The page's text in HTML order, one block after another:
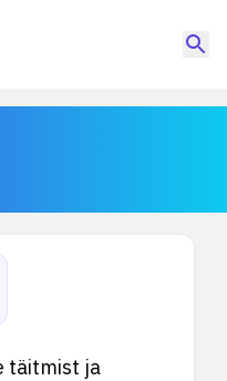
täitmist ja